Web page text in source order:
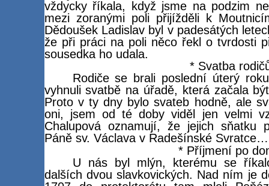
vždycky říkala, když jsme na podzim
mezi zoranými poli přijížděli k
Dědoušek Ladislav byl v padesátých
že při práci na poli něco řekl o tvrdosti
sousedka ho udala.
* Svatba
Rodiče se brali poslední úterý
vyhnuli svatbě na úřadě, která začala
Proto v ty dny bylo svateb hodně, ale
oni, jsem od té doby viděl jen velmi
Chalupová oznamují, že jejich sňatku
Páně sv. Václava v Radešínské
* Příjmení po
U nás byl mlýn, kterému se
dalších dvou slavkovických. Nad ním je